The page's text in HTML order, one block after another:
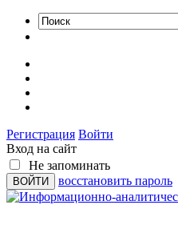
Регистрация Войти
Вход на сайт
Не запоминать
восстановить пароль